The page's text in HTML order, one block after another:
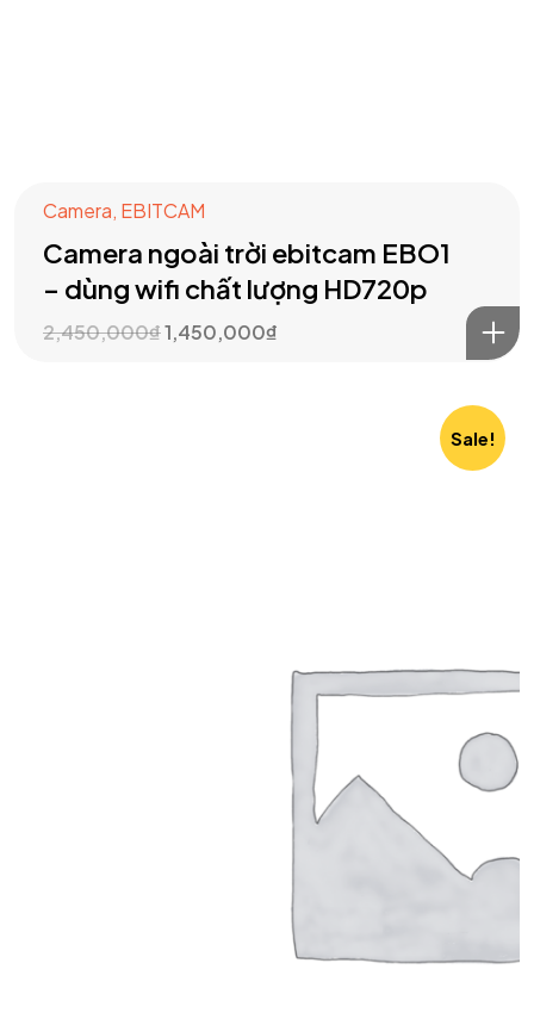
Camera, EBITCAM
Camera ngoài trời ebitcam EBO1
– dùng wifi chất lượng HD720p
2,450,000₫1,450,000₫
Sale!